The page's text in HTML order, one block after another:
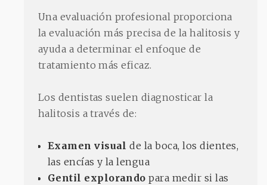
Una evaluación profesional proporciona
la evaluación más precisa de la halitosis y
ayuda a determinar el enfoque de
tratamiento más eficaz.
Los dentistas suelen diagnosticar la
halitosis a través de:
Examen visual de la boca, los dientes,
las encías y la lengua
Gentil explorando para medir si las